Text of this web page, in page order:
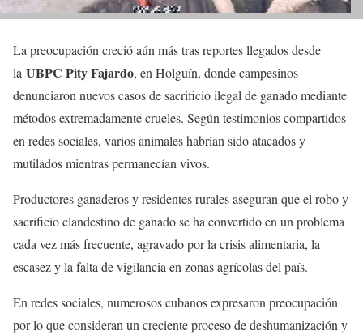
La preocupación creció aún más tras reportes llegados desde
la UBPC Pity Fajardo, en Holguín, donde campesinos
denunciaron nuevos casos de sacrificio ilegal de ganado mediante
métodos extremadamente crueles. Según testimonios compartidos
en redes sociales, varios animales habrían sido atacados y
mutilados mientras permanecían vivos.
Productores ganaderos y residentes rurales aseguran que el robo y
sacrificio clandestino de ganado se ha convertido en un problema
cada vez más frecuente, agravado por la crisis alimentaria, la
escasez y la falta de vigilancia en zonas agrícolas del país.
En redes sociales, numerosos cubanos expresaron preocupación
por lo que consideran un creciente proceso de deshumanización y